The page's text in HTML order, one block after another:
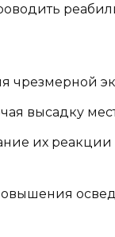
чрезмерной
высадку
их реакции